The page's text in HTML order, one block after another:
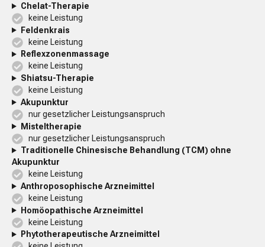
Chelat-Therapie
keine Leistung
Feldenkrais
keine Leistung
Reflexzonenmassage
keine Leistung
Shiatsu-Therapie
keine Leistung
Akupunktur
nur gesetzlicher Leistungsanspruch
Misteltherapie
nur gesetzlicher Leistungsanspruch
Traditionelle Chinesische Behandlung (TCM) ohne
Akupunktur
keine Leistung
Anthroposophische Arzneimittel
keine Leistung
Homöopathische Arzneimittel
keine Leistung
Phytotherapeutische Arzneimittel